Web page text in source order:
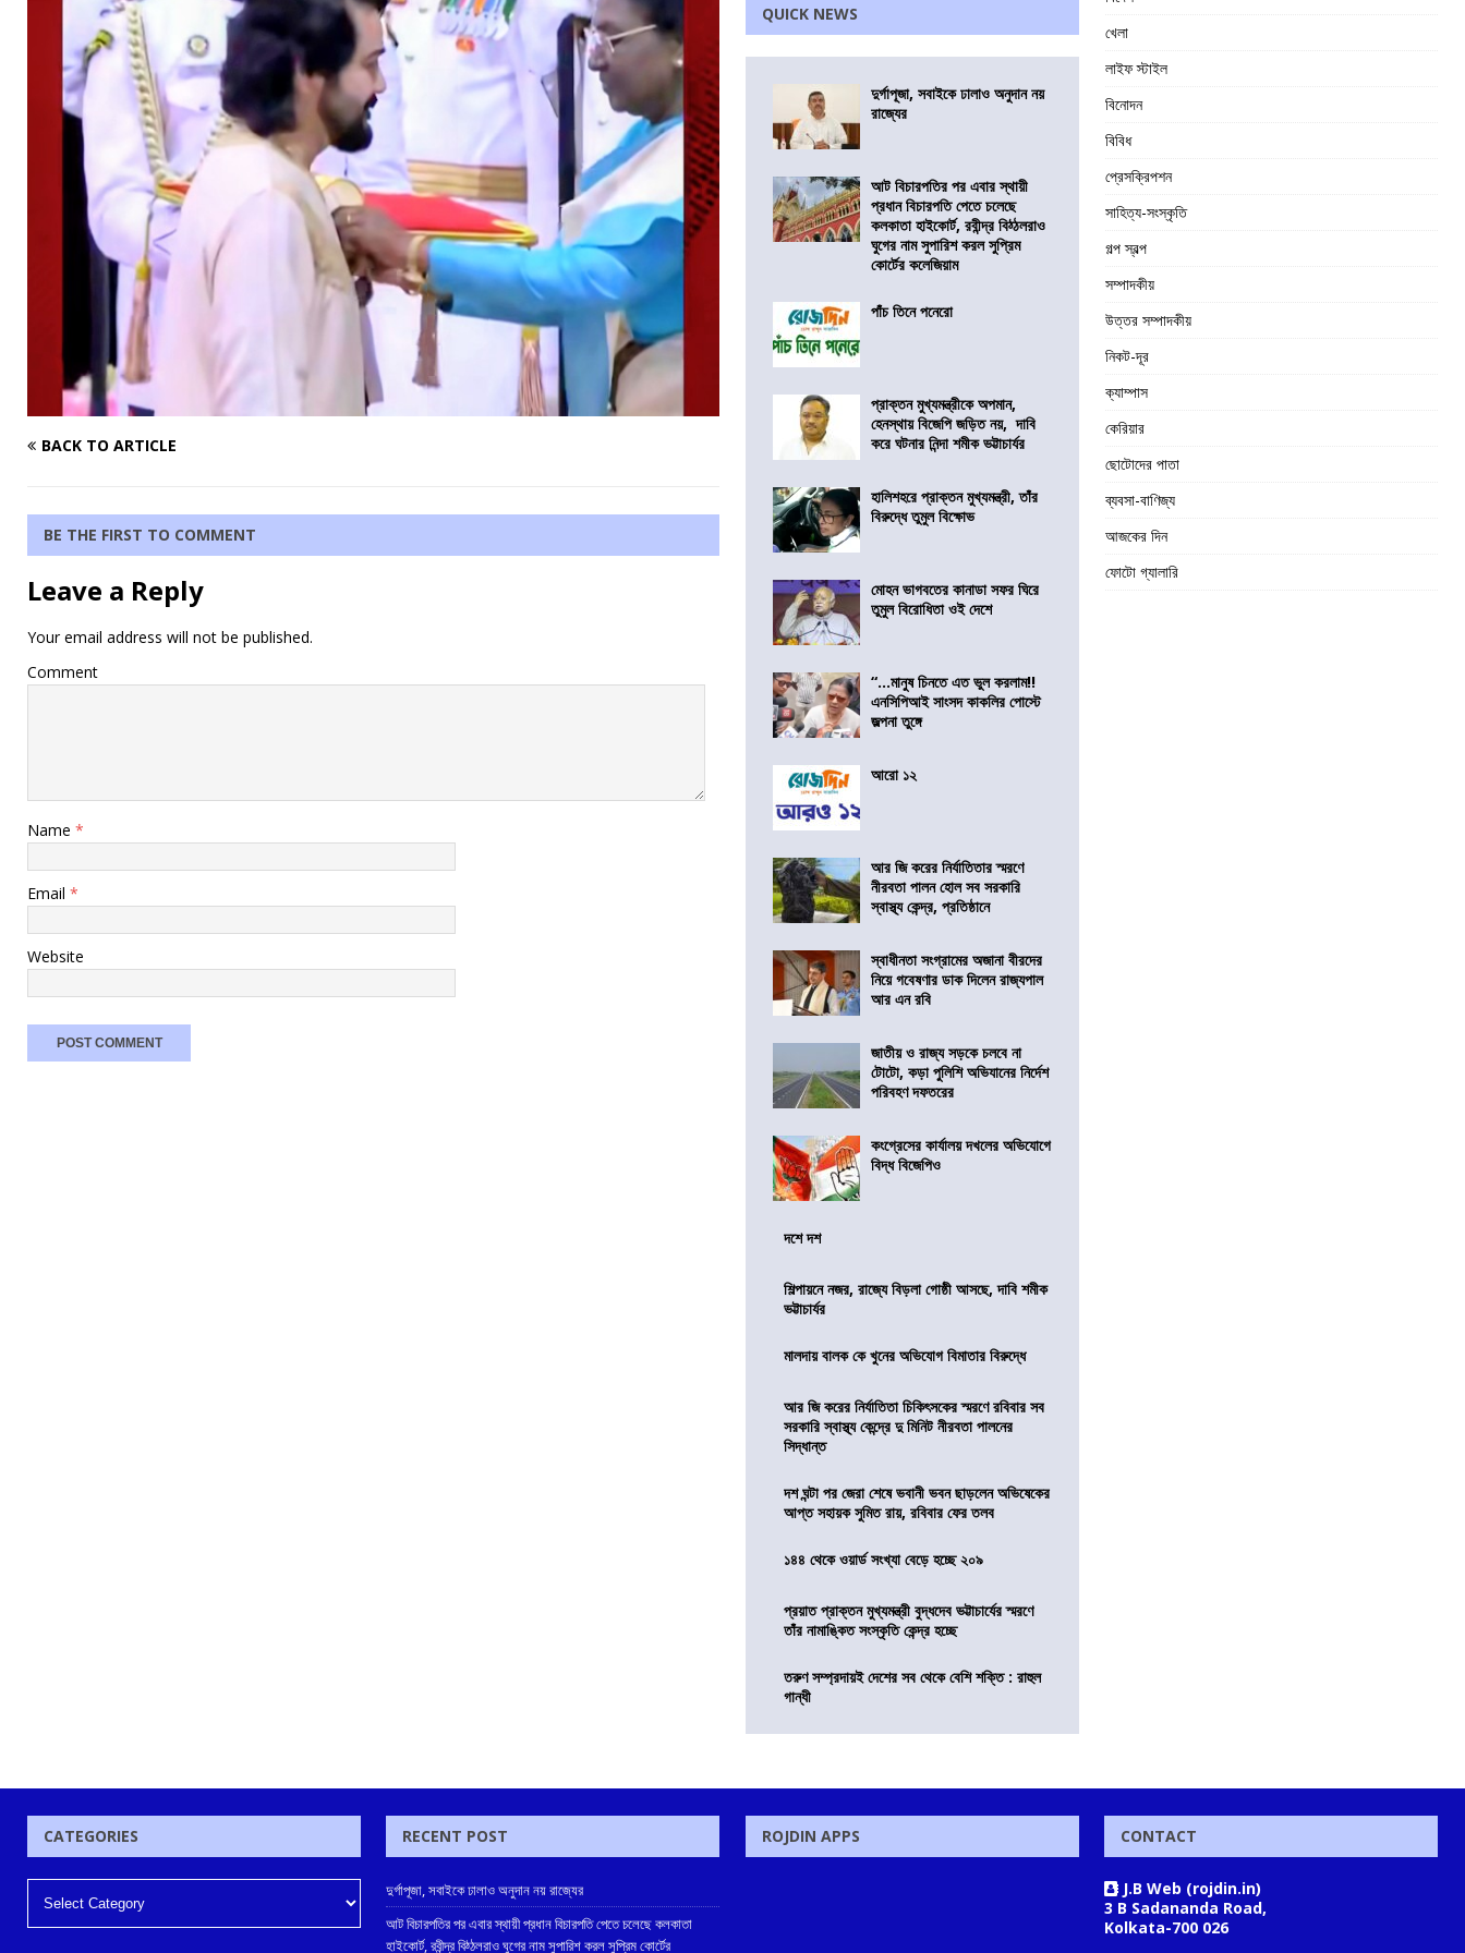
BACK TO ARTICLE
BE THE FIRST TO COMMENT
Leave a Reply
Your email address will not be published.
Comment
Name *
Email *
Website
QUICK NEWS
দুর্গাপূজা, সবাইকে ঢালাও অনুদান নয়
রাজ্যের
আট বিচারপতির পর এবার স্থায়ী
প্রধান বিচারপতি পেতে চলেছে
কলকাতা হাইকোর্ট, রবীন্দ্র বিঠ্ঠলরাও
ঘুগের নাম সুপারিশ করল সুপ্রিম
কোর্টের কলেজিয়াম
পাঁচ তিনে পনেরো
প্রাক্তন মুখ্যমন্ত্রীকে অপমান,
হেনস্থায় বিজেপি জড়িত নয়, দাবি
করে ঘটনার নিন্দা শমীক ভট্টাচার্যর
হালিশহরে প্রাক্তন মুখ্যমন্ত্রী, তাঁর
বিরুদ্ধে তুমুল বিক্ষোভ
মোহন ভাগবতের কানাডা সফর ঘিরে
তুমুল বিরোধিতা ওই দেশে
“…মানুষ চিনতে এত ভুল করলাম!!
এনসিপিআই সাংসদ কাকলির পোস্টে
জল্পনা তুঙ্গে
আরো ১২
আর জি করের নির্যাতিতার স্মরণে
নীরবতা পালন হোল সব সরকারি
স্বাস্থ্য কেন্দ্র, প্রতিষ্ঠানে
স্বাধীনতা সংগ্রামের অজানা বীরদের
নিয়ে গবেষণার ডাক দিলেন রাজ্যপাল
আর এন রবি
জাতীয় ও রাজ্য সড়কে চলবে না
টোটো, কড়া পুলিশি অভিযানের নির্দেশ
পরিবহণ দফতরের
কংগ্রেসের কার্যালয় দখলের অভিযোগে
বিদ্ধ বিজেপিও
দশে দশ
শিল্পায়নে নজর, রাজ্যে বিড়লা গোষ্ঠী আসছে, দাবি শমীক
ভট্টাচার্যর
মালদায় বালক কে খুনের অভিযোগ বিমাতার বিরুদ্ধে
আর জি করের নির্যাতিতা চিকিৎসকের স্মরণে রবিবার সব
সরকারি স্বাস্থ্য কেন্দ্রে দু মিনিট নীরবতা পালনের
সিদ্ধান্ত
দশ ঘন্টা পর জেরা শেষে ভবানী ভবন ছাড়লেন অভিষেকের
আপ্ত সহায়ক সুমিত রায়, রবিবার ফের তলব
১৪৪ থেকে ওয়ার্ড সংখ্যা বেড়ে হচ্ছে ২০৯
প্রয়াত প্রাক্তন মুখ্যমন্ত্রী বুদ্ধদেব ভট্টাচার্যের স্মরণে
তাঁর নামাঙ্কিত সংস্কৃতি কেন্দ্র হচ্ছে
তরুণ সম্প্রদায়ই দেশের সব থেকে বেশি শক্তি : রাহুল
গান্ধী
খেলা
লাইফ স্টাইল
বিনোদন
বিবিধ
প্রেসক্রিপশন
সাহিত্য-সংস্কৃতি
গল্প স্বল্প
সম্পাদকীয়
উত্তর সম্পাদকীয়
নিকট-দূর
ক্যাম্পাস
কেরিয়ার
ছোটোদের পাতা
ব্যবসা-বাণিজ্য
আজকের দিন
ফোটো গ্যালারি
CATEGORIES RECENT POST
দুর্গাপূজা, সবাইকে ঢালাও অনুদান নয় রাজ্যের
আট বিচারপতির পর এবার স্থায়ী প্রধান বিচারপতি পেতে চলেছে কলকাতা
হাইকোর্ট, রবীন্দ্র বিঠ্ঠলরাও ঘুগের নাম সুপারিশ করল সুপ্রিম কোর্টের
ROJDIN APPS CONTACT
J.B Web (rojdin.in)
3 B Sadananda Road,
Kolkata-700 026